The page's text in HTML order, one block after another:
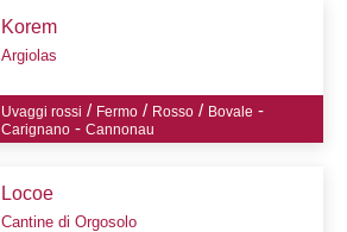
Korem
Argiolas
Uvaggi rossi / Fermo / Rosso / Bovale -
Carignano -Cannonau
Locoe
Cantine di Orgosolo